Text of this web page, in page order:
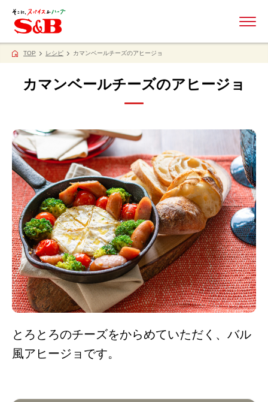
TOP レシピ カマンベールチーズのアヒージョ
カマンベールチーズのアヒージョ
とろとろのチーズをからめていただく、バル
風アヒージョです。